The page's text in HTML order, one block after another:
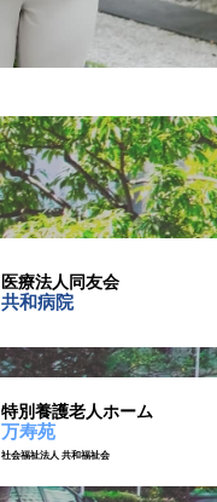
医療法人同友会
共和病院
特別養護老人ホーム
万寿苑
社会福祉法人 共和福祉会